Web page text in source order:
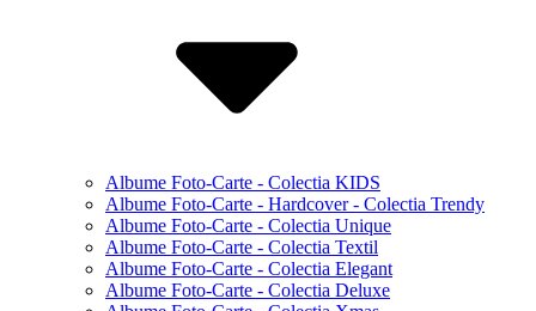
Albume Foto-Carte - Colectia KIDS
Albume Foto-Carte - Hardcover - Colectia Trendy
Albume Foto-Carte - Colectia Unique
Albume Foto-Carte - Colectia Textil
Albume Foto-Carte - Colectia Elegant
Albume Foto-Carte - Colectia Deluxe